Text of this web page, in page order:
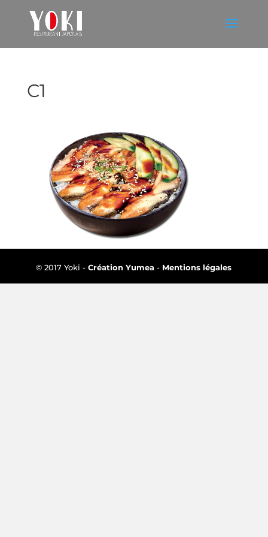
C1
© 2017 Yoki -Création Yumea - Mentions légales